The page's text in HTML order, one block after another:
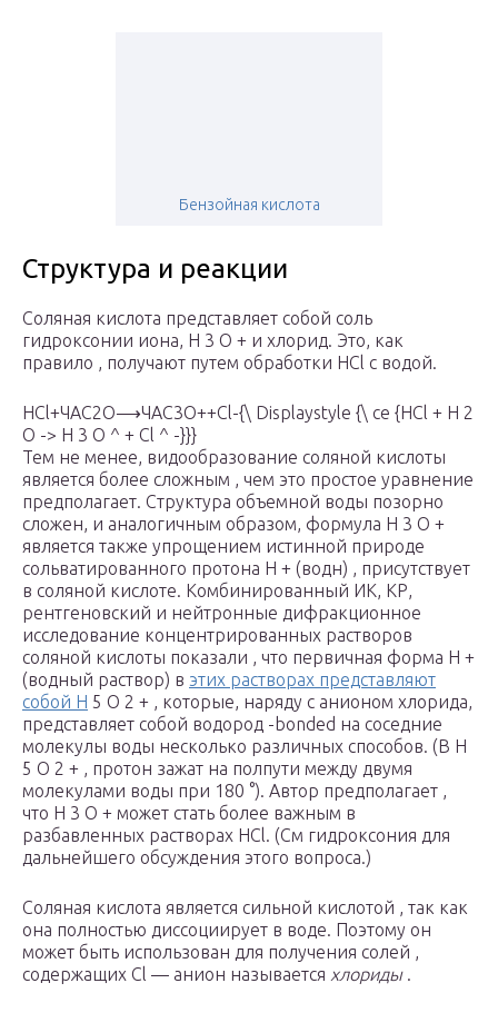
Бензойная кислота
Структура и реакции
Соляная кислота представляет собой соль
гидроксонии иона, Н 3 О + и хлорид. Это, как
правило , получают путем обработки HCl с водой.
HCl+ЧАС2О⟶ЧАС3О++Cl-{\ Displaystyle {\ се {HCl + H 2
O -> H 3 O ^ + Cl ^ -}}}
Тем не менее, видообразование соляной кислоты
является более сложным , чем это простое уравнение
предполагает. Структура объемной воды позорно
сложен, и аналогичным образом, формула Н 3 О +
является также упрощением истинной природе
сольватированного протона Н + (водн) , присутствует
в соляной кислоте. Комбинированный ИК, КР,
рентгеновский и нейтронные дифракционное
исследование концентрированных растворов
соляной кислоты показали , что первичная форма H +
(водный раствор) в этих растворах представляют
собой Н 5 O 2 + , которые, наряду с анионом хлорида,
представляет собой водород -bonded на соседние
молекулы воды несколько различных способов. (В Н
5 O 2 + , протон зажат на полпути между двумя
молекулами воды при 180 °). Автор предполагает ,
что Н 3 О + может стать более важным в
разбавленных растворах HCl. (См гидроксония для
дальнейшего обсуждения этого вопроса.)
Соляная кислота является сильной кислотой , так как
она полностью диссоциирует в воде. Поэтому он
может быть использован для получения солей ,
содержащих Cl — анион называется хлориды.